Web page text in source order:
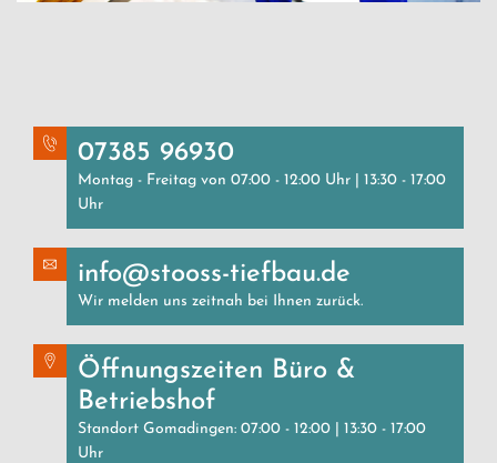
07385 96930
Montag - Freitag von 07:00 - 12:00 Uhr | 13:30 - 17:00
Uhr
info@stooss-tiefbau.de
Wir melden uns zeitnah bei Ihnen zurück.
Öffnungszeiten Büro &
Betriebshof
Standort Gomadingen: 07:00 - 12:00 | 13:30 - 17:00
Uhr